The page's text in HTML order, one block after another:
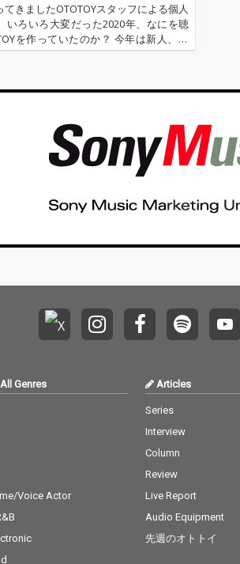
てきましたOTOTOYスタッフによる個人
いろいろ大変だった2020年、なにを聴
を作っていたのか？ 今年は新人、梶
インターン、そしてコントリビュータ
All Genres
Voice Actor
Articles
Series
Interview
Column
Review
Live Report
Audio Equipment
先週のオトトイ